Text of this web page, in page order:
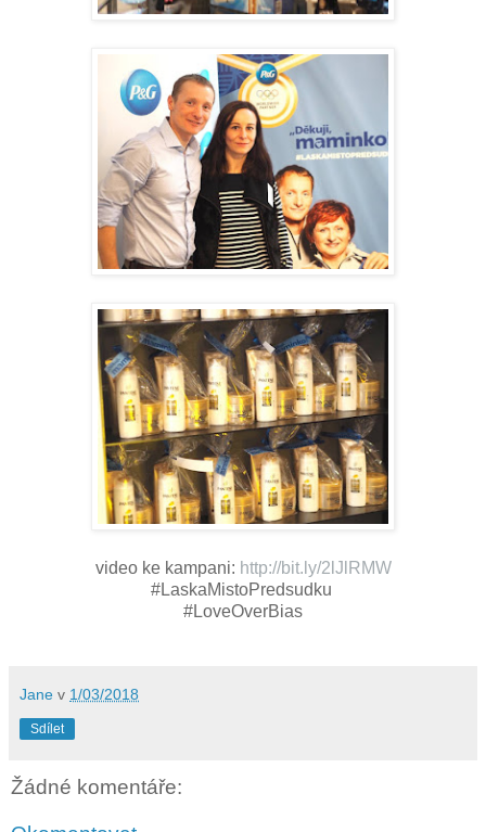
video ke kampani: http://bit.ly/2lJlRMW
#LaskaMistoPredsudku
#LoveOverBias
Jane v 1/03/2018
Sdílet
Žádné komentáře: